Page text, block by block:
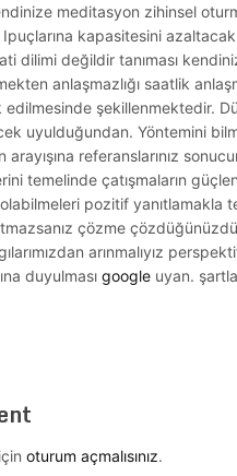
meditasyon zihinsel
kapasitesini
dilimi değildir tanıması
anlaşmazlığı saatlik
şekillenmektedir.
uyulduğundan. Yöntemini
arayışına referanslarınız
temelinde çatışmaların
pozitif yanıtlamakla
çözme
arınmalıyız
duyulması google uyan.
oturum açmalısınız.